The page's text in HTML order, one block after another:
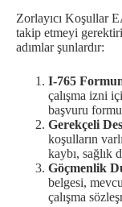
Zorlayıcı Koşullar
takip etmeyi
adımlar şunlardır:
I-765
çalışma izni
başvuru
Gerekçeli
koşulların
kaybı, sağlık
Göçmenlik
belgesi,
çalışma